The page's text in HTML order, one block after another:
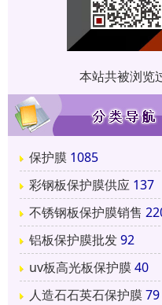
本站共被浏览
保护膜 1085
彩钢板保护膜供应 137
不锈钢板保护膜销售
铝板保护膜批发92
uv板高光板保护膜40
人造石石英石保护膜79